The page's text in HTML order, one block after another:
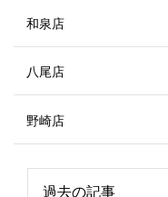
和泉店
八尾店
野崎店